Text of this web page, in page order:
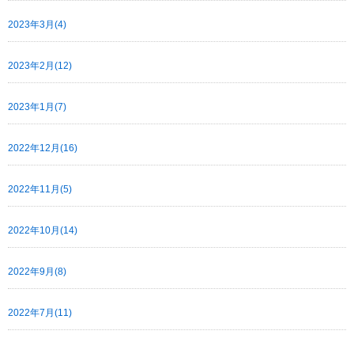
2023年3月(4)
2023年2月(12)
2023年1月(7)
2022年12月(16)
2022年11月(5)
2022年10月(14)
2022年9月(8)
2022年7月(11)